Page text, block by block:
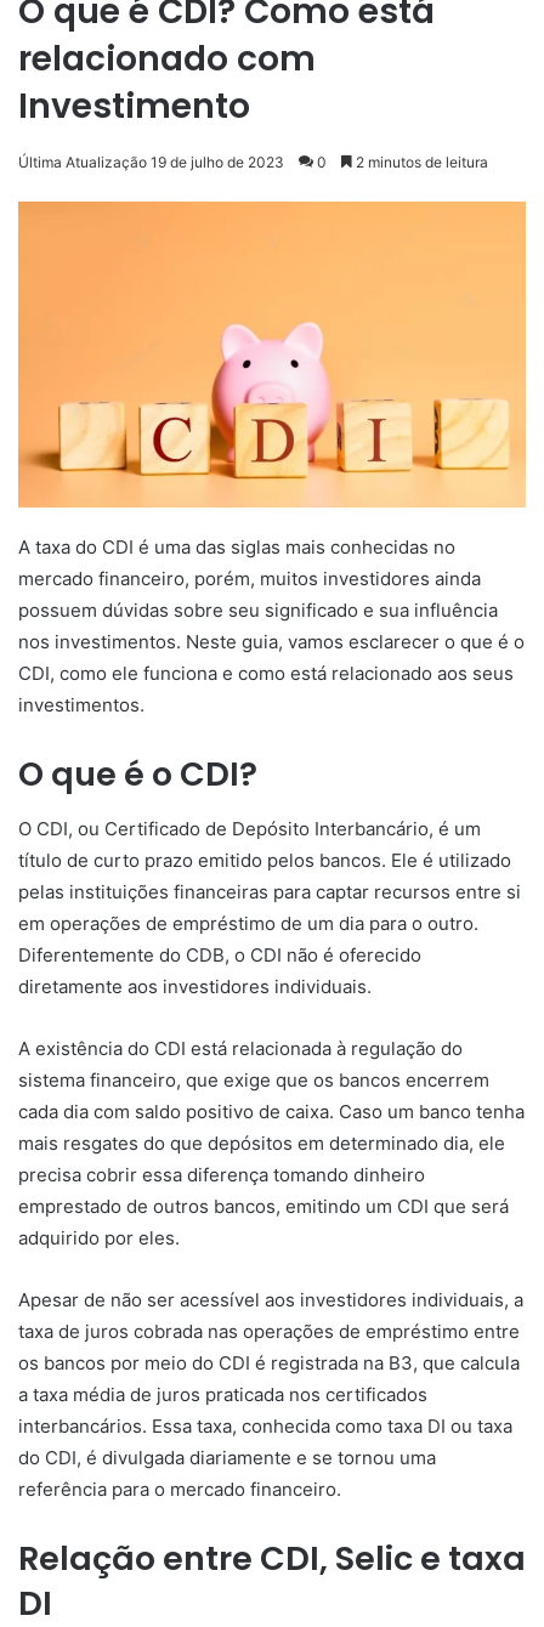
O que é CDI? Como está
relacionado com
Investimento
Última Atualização 19 de julho de 2023 0 2 minutos de leitura
A taxa do CDI é uma das siglas mais conhecidas no
mercado financeiro, porém, muitos investidores ainda
possuem dúvidas sobre seu significado e sua influência
nos investimentos. Neste guia, vamos esclarecer o que é o
CDI, como ele funciona e como está relacionado aos seus
investimentos.
O que é o CDI?
O CDI, ou Certificado de Depósito Interbancário, é um
título de curto prazo emitido pelos bancos. Ele é utilizado
pelas instituições financeiras para captar recursos entre si
em operações de empréstimo de um dia para o outro.
Diferentemente do CDB, o CDI não é oferecido
diretamente aos investidores individuais.
A existência do CDI está relacionada à regulação do
sistema financeiro, que exige que os bancos encerrem
cada dia com saldo positivo de caixa. Caso um banco tenha
mais resgates do que depósitos em determinado dia, ele
precisa cobrir essa diferença tomando dinheiro
emprestado de outros bancos, emitindo um CDI que será
adquirido por eles.
Apesar de não ser acessível aos investidores individuais, a
taxa de juros cobrada nas operações de empréstimo entre
os bancos por meio do CDI é registrada na B3, que calcula
a taxa média de juros praticada nos certificados
interbancários. Essa taxa, conhecida como taxa DI ou taxa
do CDI, é divulgada diariamente e se tornou uma
referência para o mercado financeiro.
Relação entre CDI, Selic e taxa
DI